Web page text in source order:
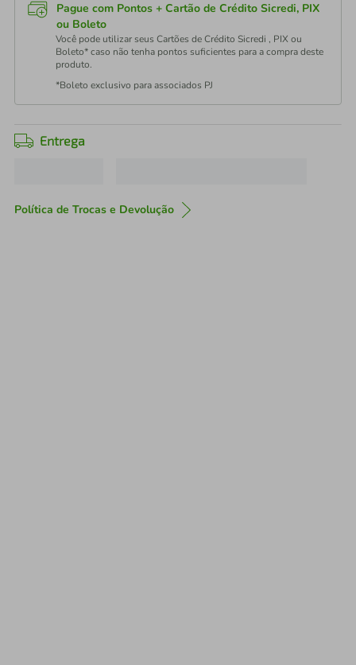
Pague com Pontos + Cartão de Crédito Sicredi, PIX
ou Boleto
Você pode utilizar seus Cartões de Crédito Sicredi , PIX ou
Boleto* caso não tenha pontos suficientes para a compra deste
produto.
*Boleto exclusivo para associados PJ
Entrega
Política de Trocas e Devolução